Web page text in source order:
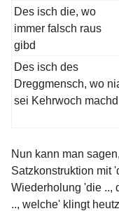
Des isch die, wo
immer falsch raus
gibd
Des isch des
Dreggmensch, wo
sei Kehrwoch machd.
Nun kann man
Satzkonstruktion mit
Wiederholung 'die ..,
.., welche' klingt